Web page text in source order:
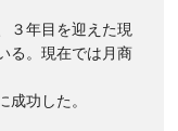
３年目を迎えた現
る。現在では月商
成功した。